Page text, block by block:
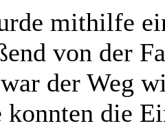
mithilfe
von der
der Weg
die